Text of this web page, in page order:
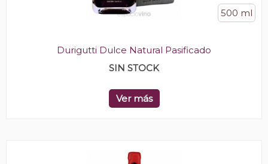
500 ml
Durigutti Dulce Natural Pasificado
SIN STOCK
Ver más